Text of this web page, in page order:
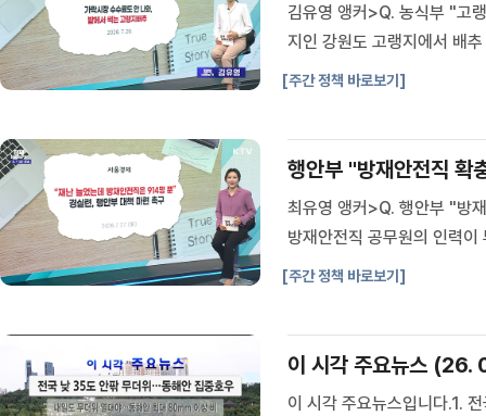
김유영 앵커>Q. 농식부 "고
지인 강원도 고랭지에서 배
여름배추는 7월부터 10월
[주간 정책 바로보기]
행안부 "방재안전직 확
최유영 앵커>Q. 행안부 "방
방재안전직 공무원의 인력
고 보도했습니다.방재안전
[주간 정책 바로보기]
이 시각 주요뉴스
이 시각 주요뉴스입니다.1.